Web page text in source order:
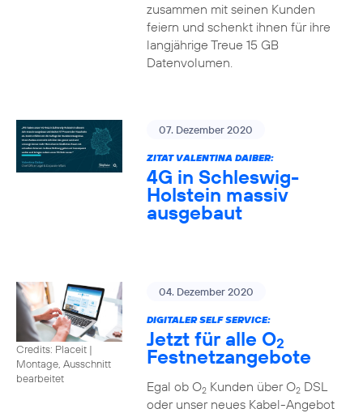
zusammen mit seinen Kunden
feiern und schenkt ihnen für ihre
langjährige Treue 15 GB
Datenvolumen.
07. Dezember 2020
ZITAT VALENTINA DAIBER:
4G in Schleswig-
Holstein massiv
ausgebaut
Credits: Placeit |
Montage, Ausschnitt
bearbeitet
04. Dezember 2020
DIGITALER SELF SERVICE:
Jetzt für alle O2
Festnetzangebote
Egal ob O2Kunden über O2DSL
oder unser neues Kabel-Angebot